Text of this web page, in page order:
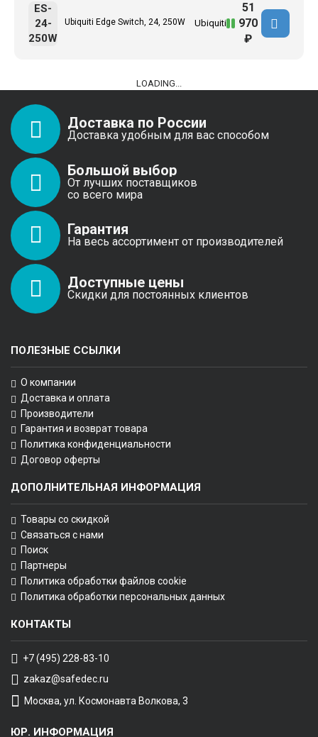
Ubiquiti Edge Switch, 24, 250W Ubiquiti
ES-
24-
250W
51
970
₽
LOADING...
Доставка по России
Доставка удобным для вас способом
Большой выбор
От лучших поставщиков
со всего мира
Гарантия
На весь ассортимент от производителей
Доступные цены
Скидки для постоянных клиентов
ПОЛЕЗНЫЕ ССЫЛКИ
О компании
Доставка и оплата
Производители
Гарантия и возврат товара
Политика конфиденциальности
Договор оферты
ДОПОЛНИТЕЛЬНАЯ ИНФОРМАЦИЯ
Товары со скидкой
Связаться с нами
Поиск
Партнеры
Политика обработки файлов cookie
Политика обработки персональных данных
КОНТАКТЫ
+7 (495) 228-83-10
zakaz@safedec.ru
Москва, ул. Космонавта Волкова, 3
ЮР. ИНФОРМАЦИЯ